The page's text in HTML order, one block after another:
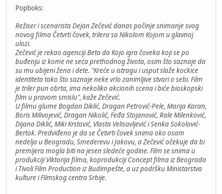
Popboks:
Režiser i scenarista Dejan Zečević danas počinje snimanje svog
novog filma Četvrti čovek, trilera sa Nikolom Kojom u glavnoj
ulozi.
Zečević je rekao agenciji Beta da Kojo igra čoveka koji se po
buđenju iz kome ne seća prethodnog života, osim što saznaje da
su mu ubijeni žena i dete. "Kreće u istragu i usput slaže kockice
identiteta tako što saznaje neke vrlo zanimljive stvari o sebi. Film
je triler pun obrta, ima nekoliko akcionih scena i biće bioskopski
film u pravom smislu", kaže Zečević.
U filmu glume Bogdan Diklić, Dragan Petrović-Pele, Marija Karan,
Boris Milivojević, Dragan Nikolić, Feđa Stojanović, Rale Milenković,
Dijana Diklić, Miki Krstović, Vlasta Velisavljević i Senka Sokolović-
Bertok. Predviđeno je da se Četvrti čovek snima oko osam
nedelja u Beogradu, Smederevu i Jakovu, a Zečević očekuje da bi
premijera mogla biti na jesen sledeće godine. Film se snima u
produkciji Viktorija filma, koprodukciji Concept filma iz Beograda
i Tivoli Film Production iz Budimpešte, a uz podršku Ministarstva
kulture i Filmskog centra Srbije.